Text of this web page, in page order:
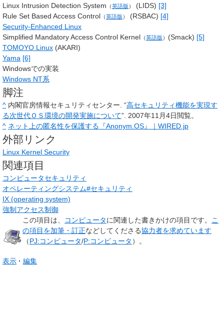
Linux Intrusion Detection System （英語版 ） (LIDS) [3]
Rule Set Based Access Control （英語版 ） (RSBAC) [4]
Security-Enhanced Linux
Simplified Mandatory Access Control Kernel （英語版 ） (Smack) [5]
TOMOYO Linux (AKARI)
Yama [6]
Windowsでの実装
Windows NT系
脚注
^ 内閣官房情報セキュリティセンター. “高セキュリティ機能を実現す
る次世代ＯＳ環境の開発実施について”. 2007年11月4日閲覧。
^ ネット上の匿名性を保護する『Anonym.OS』｜WIRED.jp
外部リンク
Linux Kernel Security
関連項目
コンピュータセキュリティ
オペレーティングシステム#セキュリティ
IX (operating system)
強制アクセス制御
この項目は、
コンピュータに関連した書きかけの項目 です。 こ
の項目を加筆・訂正などしてくださる協力者を求めています
（PJ:コンピュータ/P:コンピュータ ）。
表示 編集